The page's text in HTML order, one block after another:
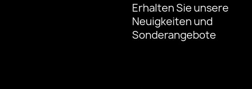
Erhalten Sie unsere
Neuigkeiten und
Sonderangebote